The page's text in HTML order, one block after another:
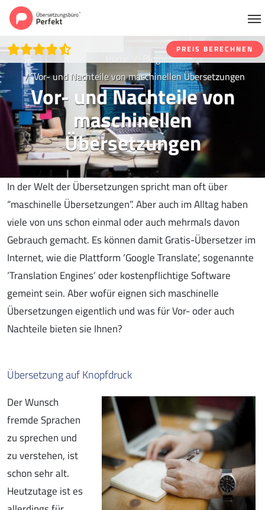
PREIS BERECHNEN
Blog
Vor- und Nachteile von maschinellen Übersetzungen
Vor- und Nachteile von
maschinellen
Übersetzungen
In der Welt der Übersetzungen spricht man oft über
“maschinelle Übersetzungen”. Aber auch im Alltag haben
viele von uns schon einmal oder auch mehrmals davon
Gebrauch gemacht. Es können damit Gratis-Übersetzer im
Internet, wie die Plattform ‘Google Translate’, sogenannte
‘Translation Engines’ oder kostenpflichtige Software
gemeint sein. Aber wofür eignen sich maschinelle
Übersetzungen eigentlich und was für Vor- oder auch
Nachteile bieten sie Ihnen?
Übersetzung auf Knopfdruck
Der Wunsch
fremde Sprachen
zu sprechen und
zu verstehen, ist
schon sehr alt.
Heutzutage ist es